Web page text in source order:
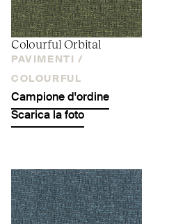
Colourful Orbital
PAVIMENTI /
COLOURFUL
Campione d'ordine
Scarica la foto